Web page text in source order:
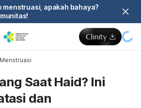
menstruasi, apakah bahaya?
Menstruasi
Saat Haid? Ini
dan